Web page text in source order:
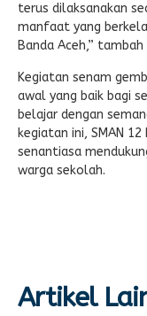
terus dilaksanakan
manfaat yang
Banda Aceh,” tambah
Kegiatan senam
awal yang baik bagi
belajar dengan
kegiatan ini, SMAN
senantiasa
warga sekolah.
Artikel